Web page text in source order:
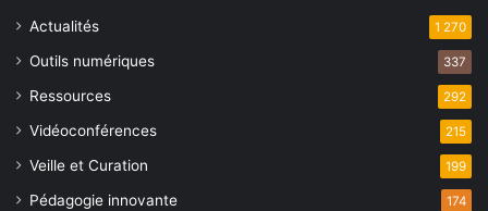
Actualités 1 270
Outils numériques 337
Ressources 292
Vidéoconférences 215
Veille et Curation 199
Pédagogie innovante 174